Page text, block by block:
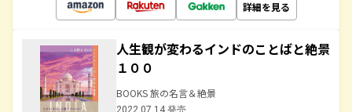
詳細を見る
人生観が変わるインドのことばと絶景
１００
BOOKS 旅の名言＆絶景
2022.07.14 発売